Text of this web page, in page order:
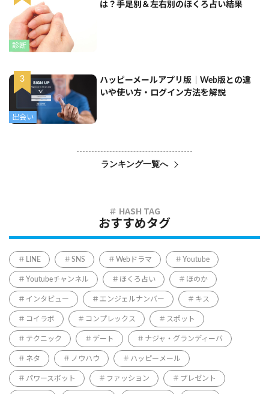
診断
は？手足別＆左右別のほくろ占い結果
出会い
ハッピーメールアプリ版｜Web版との違
いや使い方・ログイン方法を解説
ランキング一覧へ
おすすめタグ
LINE SNS Webドラマ Youtube
Youtubeチャンネル ほくろ占い ほのか
インタビュー エンジェルナンバー キス
コイラボ コンプレックス スポット
テクニック デート ナジャ・グランディーバ
ネタ ノウハウ ハッピーメール
パワースポット ファッション プレゼント